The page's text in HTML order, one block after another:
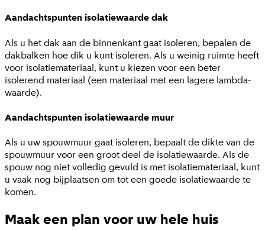
Aandachtspunten isolatiewaarde dak
Als u het dak aan de binnenkant gaat isoleren, bepalen de
dakbalken hoe dik u kunt isoleren. Als u weinig ruimte heeft
voor isolatiemateriaal, kunt u kiezen voor een beter
isolerend materiaal (een materiaal met een lagere lambda-
waarde).
Aandachtspunten isolatiewaarde muur
Als u uw spouwmuur gaat isoleren, bepaalt de dikte van de
spouwmuur voor een groot deel de isolatiewaarde. Als de
spouw nog niet volledig gevuld is met isolatiemateriaal, kunt
u vaak nog bijplaatsen om tot een goede isolatiewaarde te
komen.
Maak een plan voor uw hele huis